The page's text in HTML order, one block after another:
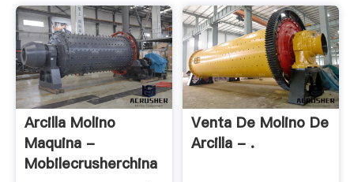
Arcilla Molino
Maquina -
Mobilecrusherchina
Venta De Molino De
Arcilla - .